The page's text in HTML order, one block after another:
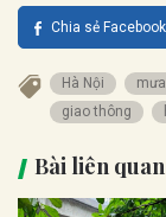
Chia sẻ Facebook
Hà Nội
giao thông
Bài liên quan